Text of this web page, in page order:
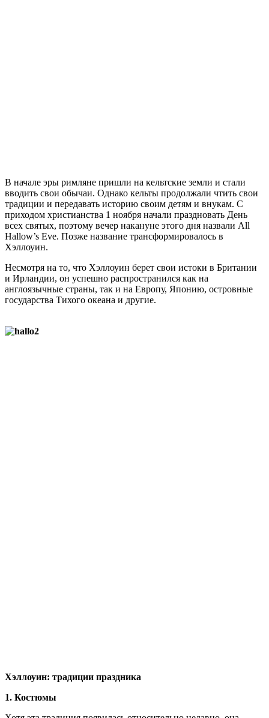
В начале эры римляне пришли на кельтские земли и стали
вводить свои обычаи. Однако кельты продолжали чтить свои
традиции и передавать историю своим детям и внукам. С
приходом христианства 1 ноября начали праздновать День
всех святых, поэтому вечер накануне этого дня назвали All
Hallow’s Eve. Позже название трансформировалось в
Хэллоуин.
Несмотря на то, что Хэллоуин берет свои истоки в Британии
и Ирландии, он успешно распространился как на
англоязычные страны, так и на Европу, Японию, островные
государства Тихого океана и другие.
Хэллоуин: традиции праздника
1. Костюмы